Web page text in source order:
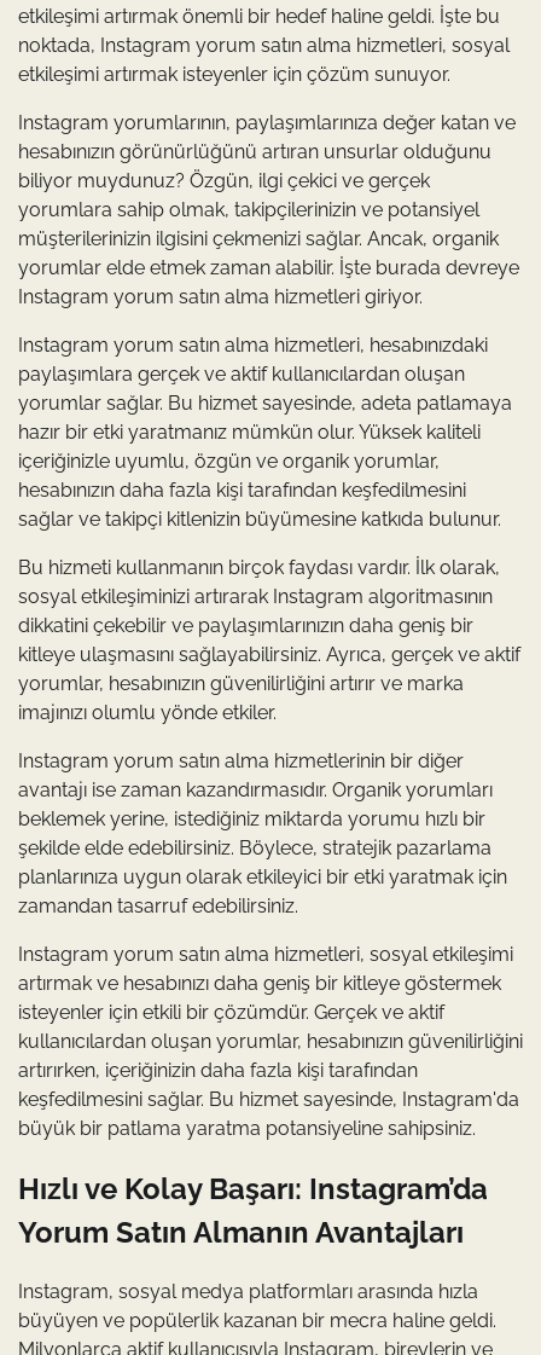
etkileşimi artırmak önemli bir hedef haline geldi. İşte bu
noktada, Instagram yorum satın alma hizmetleri, sosyal
etkileşimi artırmak isteyenler için çözüm sunuyor.
Instagram yorumlarının, paylaşımlarınıza değer katan ve
hesabınızın görünürlüğünü artıran unsurlar olduğunu
biliyor muydunuz? Özgün, ilgi çekici ve gerçek
yorumlara sahip olmak, takipçilerinizin ve potansiyel
müşterilerinizin ilgisini çekmenizi sağlar. Ancak, organik
yorumlar elde etmek zaman alabilir. İşte burada devreye
Instagram yorum satın alma hizmetleri giriyor.
Instagram yorum satın alma hizmetleri, hesabınızdaki
paylaşımlara gerçek ve aktif kullanıcılardan oluşan
yorumlar sağlar. Bu hizmet sayesinde, adeta patlamaya
hazır bir etki yaratmanız mümkün olur. Yüksek kaliteli
içeriğinizle uyumlu, özgün ve organik yorumlar,
hesabınızın daha fazla kişi tarafından keşfedilmesini
sağlar ve takipçi kitlenizin büyümesine katkıda bulunur.
Bu hizmeti kullanmanın birçok faydası vardır. İlk olarak,
sosyal etkileşiminizi artırarak Instagram algoritmasının
dikkatini çekebilir ve paylaşımlarınızın daha geniş bir
kitleye ulaşmasını sağlayabilirsiniz. Ayrıca, gerçek ve aktif
yorumlar, hesabınızın güvenilirliğini artırır ve marka
imajınızı olumlu yönde etkiler.
Instagram yorum satın alma hizmetlerinin bir diğer
avantajı ise zaman kazandırmasıdır. Organik yorumları
beklemek yerine, istediğiniz miktarda yorumu hızlı bir
şekilde elde edebilirsiniz. Böylece, stratejik pazarlama
planlarınıza uygun olarak etkileyici bir etki yaratmak için
zamandan tasarruf edebilirsiniz.
Instagram yorum satın alma hizmetleri, sosyal etkileşimi
artırmak ve hesabınızı daha geniş bir kitleye göstermek
isteyenler için etkili bir çözümdür. Gerçek ve aktif
kullanıcılardan oluşan yorumlar, hesabınızın güvenilirliğini
artırırken, içeriğinizin daha fazla kişi tarafından
keşfedilmesini sağlar. Bu hizmet sayesinde, Instagram'da
büyük bir patlama yaratma potansiyeline sahipsiniz.
Hızlı ve Kolay Başarı: Instagram’da
Yorum Satın Almanın Avantajları
Instagram, sosyal medya platformları arasında hızla
büyüyen ve popülerlik kazanan bir mecra haline geldi.
Milyonlarca aktif kullanıcısıyla Instagram, bireylerin ve